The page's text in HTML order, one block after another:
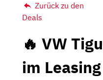
Zurück zu den
Deals
🔥 VW
im